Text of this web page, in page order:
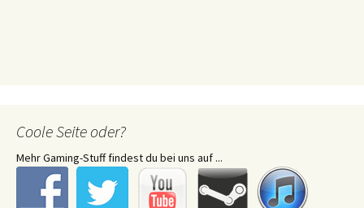
Coole Seite oder?
Mehr Gaming-Stuff findest du bei uns auf ...